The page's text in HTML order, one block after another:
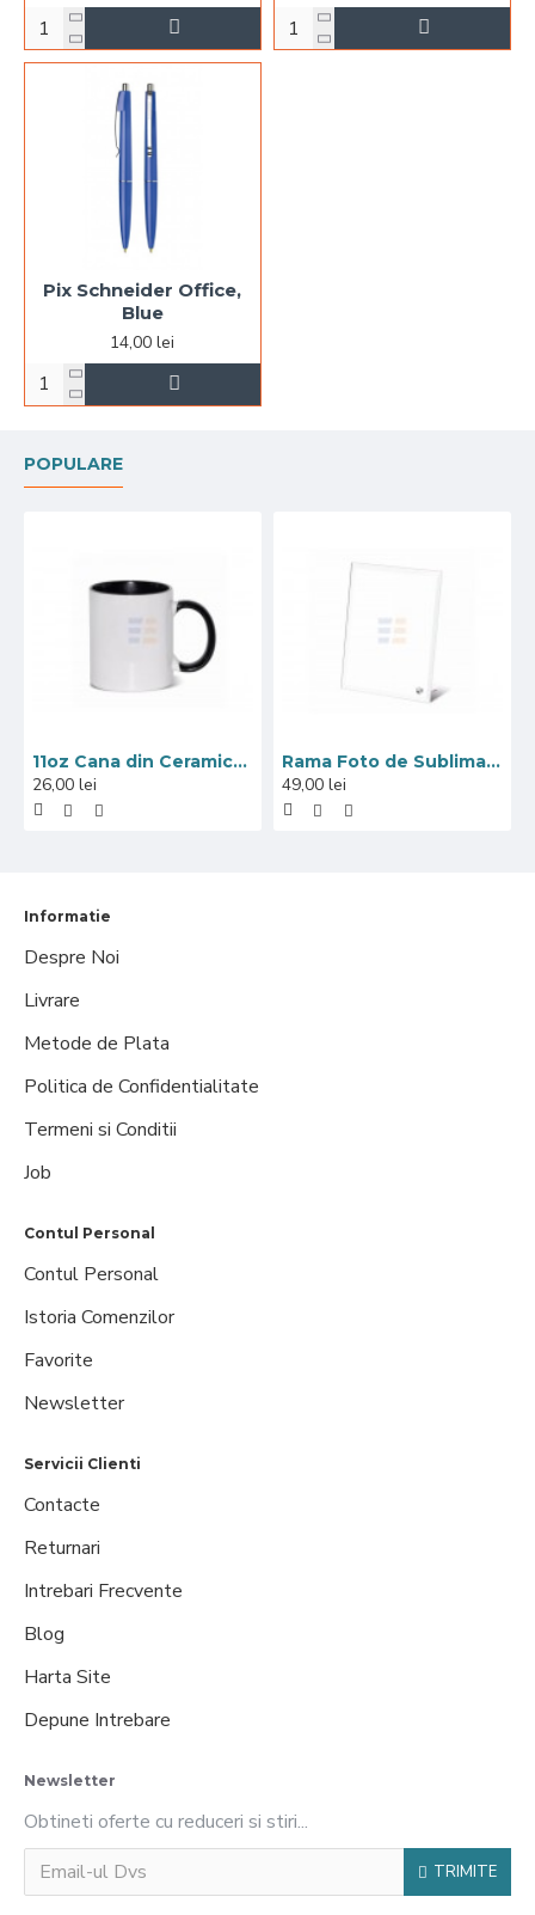
Pix Schneider Office,
Blue
14,00 lei
POPULARE
11oz Cana din Ceramica de Sublimare, Interior si Miner Negru (320 ml)
26,00 lei
Rama Foto de Sublimare din Sticla, Marginea Oglindita, 18x23 cm
49,00 lei
Informatie
Despre Noi
Livrare
Metode de Plata
Politica de Confidentialitate
Termeni si Conditii
Job
Contul Personal
Contul Personal
Istoria Comenzilor
Favorite
Newsletter
Servicii Clienti
Contacte
Returnari
Intrebari Frecvente
Blog
Harta Site
Depune Intrebare
Newsletter
Obtineti oferte cu reduceri si stiri...
TRIMITE